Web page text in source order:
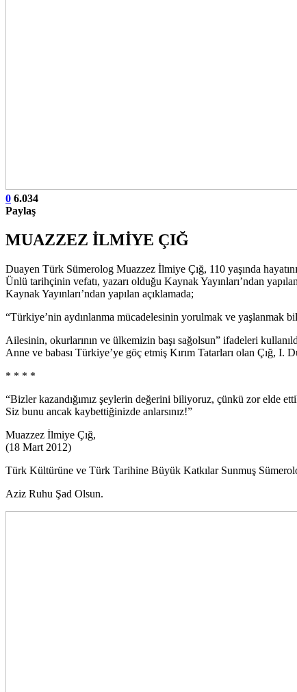
0 6.034
Paylaş
MUAZZEZ İLMİYE ÇIĞ
Duayen Türk Sümerolog Muazzez İlmiye Çığ, 110 yaşında
Ünlü tarihçinin vefatı, yazarı olduğu Kaynak Yayınları’ndan
Kaynak Yayınları’ndan yapılan açıklamada;
“Türkiye’nin aydınlanma mücadelesinin yorulmak ve yaşlanmak
Ailesinin, okurlarının ve ülkemizin başı sağolsun” ifadeleri
Anne ve babası Türkiye’ye göç etmiş Kırım Tatarları olan Çığ, I.
* * * *
“Bizler kazandığımız şeylerin değerini biliyoruz, çünkü zor elde
Siz bunu ancak kaybettiğinizde anlarsınız!”
Muazzez İlmiye Çığ,
(18 Mart 2012)
Türk Kültürüne ve Türk Tarihine Büyük Katkılar Sunmuş
Aziz Ruhu Şad Olsun.